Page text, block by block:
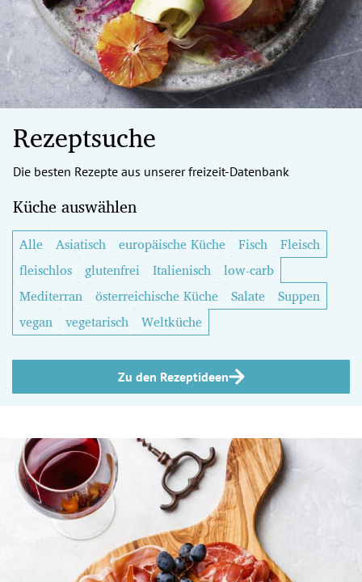
Rezeptsuche
Die besten Rezepte aus unserer freizeit-Datenbank
Küche auswählen
Alle Asiatisch europäische Küche Fisch
Fleisch
fleischlos
glutenfrei Italienisch
low-carb
Mediterran
österreichische Küche Salate
Suppen
vegan
vegetarisch Weltküche
Zu den Rezeptideen